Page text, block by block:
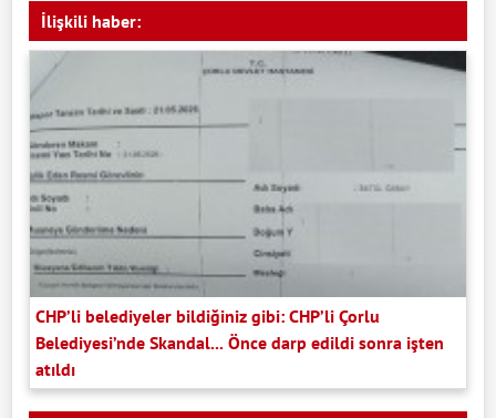
İlişkili haber:
CHP’li belediyeler bildiğiniz gibi: CHP’li Çorlu
Belediyesi’nde Skandal... Önce darp edildi sonra işten
atıldı